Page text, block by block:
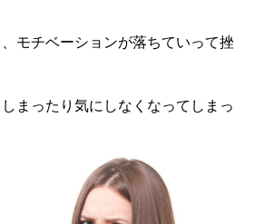
モチベーションが落ちていって挫
まったり気にしなくなってしまっ